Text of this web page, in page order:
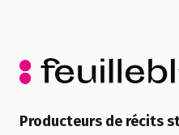
Producteurs de récits